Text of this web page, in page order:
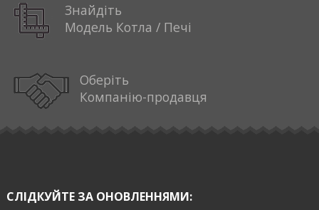
Знайдіть
Модель Котла / Печі
Оберіть
Компанію-продавця
СЛІДКУЙТЕ ЗА ОНОВЛЕННЯМИ: